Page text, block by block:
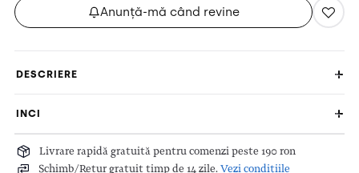
Anunță-mă când revine
DESCRIERE
INCI
Livrare rapidă gratuită pentru comenzi peste 190 ron
Schimb/Retur gratuit timp de 14 zile. Vezi condițiile